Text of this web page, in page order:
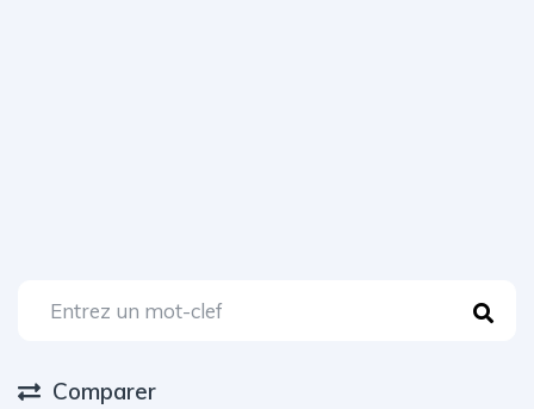
Comparer